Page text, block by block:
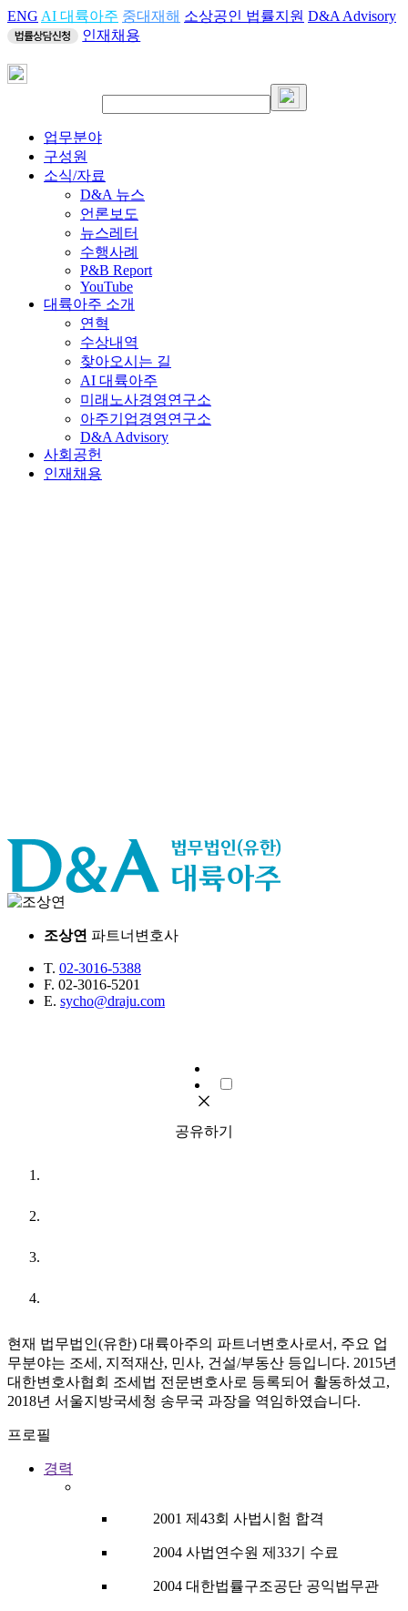
ENG AI 대륙아주 중대재해 소상공인 법률지원 D&A Advisory
인재채용
업무분야
구성원
소식/자료
D&A 뉴스
언론보도
뉴스레터
수행사례
P&B Report
YouTube
대륙아주 소개
연혁
수상내역
찾아오시는 길
AI 대륙아주
미래노사경영연구소
아주기업경영연구소
D&A Advisory
사회공헌
인재채용
조상연 파트너변호사
T. 02-3016-5388
F. 02-3016-5201
E. sycho@draju.com
공유하기
현재 법무법인(유한) 대륙아주의 파트너변호사로서, 주요 업
무분야는 조세, 지적재산, 민사, 건설/부동산 등입니다. 2015년
대한변호사협회 조세법 전문변호사로 등록되어 활동하셨고,
2018년 서울지방국세청 송무국 과장을 역임하였습니다.
프로필
경력
2001 제43회 사법시험 합격
2004 사법연수원 제33기 수료
2004 대한법률구조공단 공익법무관